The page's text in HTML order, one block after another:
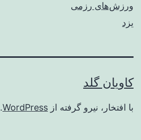
ورزش‌های رزمی
یزد
کاویان گلد
با افتخار، نیرو گرفته از WordPress
.